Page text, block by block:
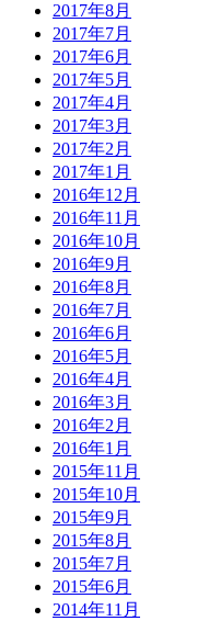
2017年8月
2017年7月
2017年6月
2017年5月
2017年4月
2017年3月
2017年2月
2017年1月
2016年12月
2016年11月
2016年10月
2016年9月
2016年8月
2016年7月
2016年6月
2016年5月
2016年4月
2016年3月
2016年2月
2016年1月
2015年11月
2015年10月
2015年9月
2015年8月
2015年7月
2015年6月
2014年11月